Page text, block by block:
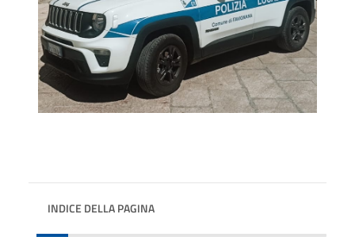
INDICE DELLA PAGINA